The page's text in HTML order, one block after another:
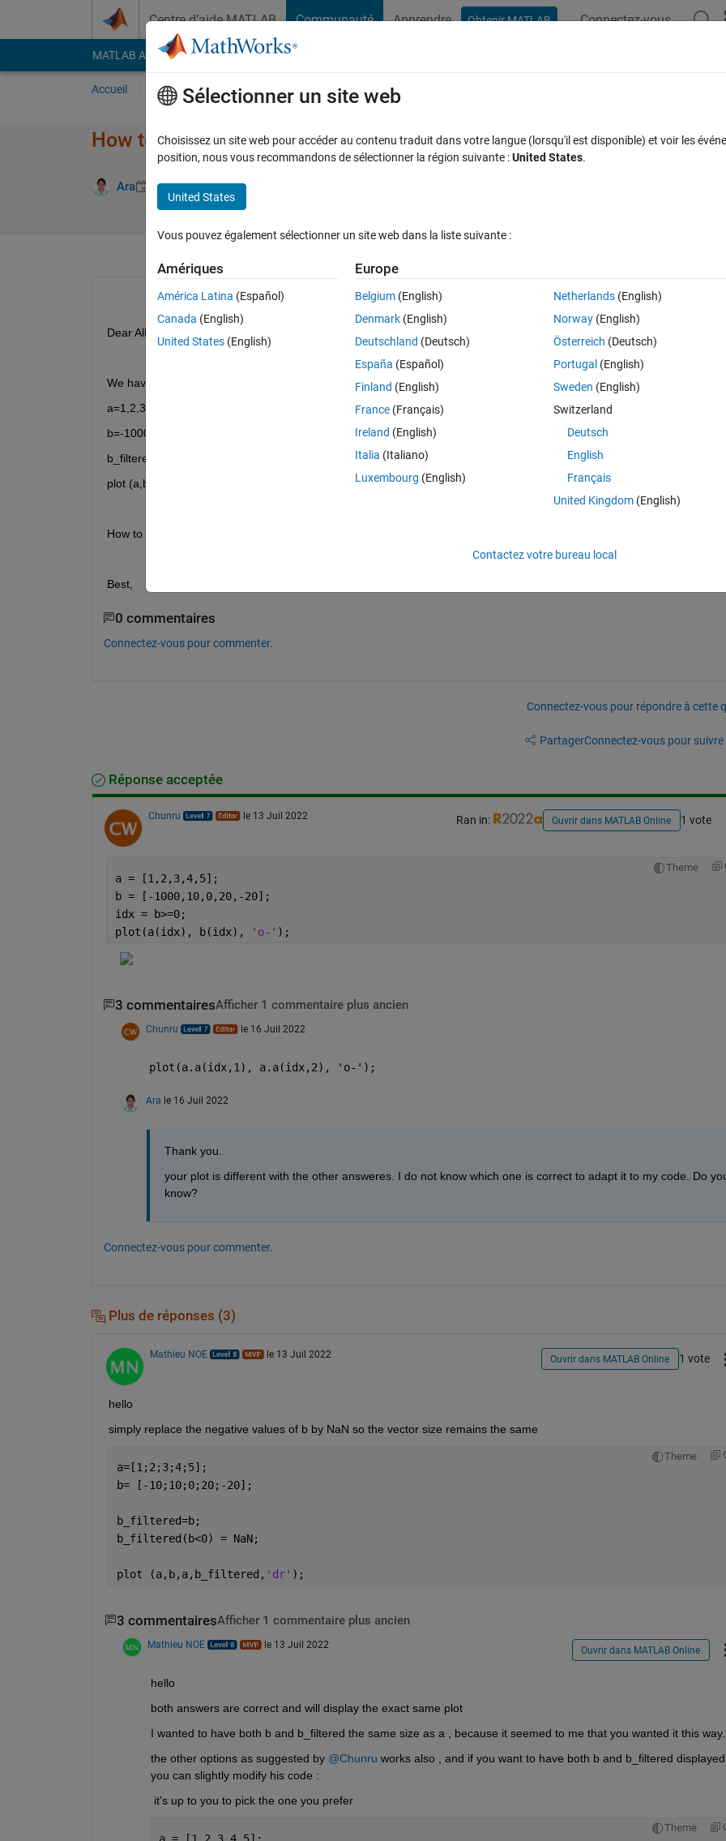
Centre d’aide MATLAB Communauté Apprendre Obtenir MATLAB Connectez-vous
MATLAB Answers File Exchange Cody
Accueil Poser une question Parcourir
How to plot it?
Ara 13 Juil 2022 4 Réponses
Afficher commentaires
Dear All,
We have
a=1,2,3,4,5; (in a column 1)
b=-1000,10,0,20,-20; (in a column 2)
b_filtered=b(:,2)>=0;
plot (a,b_filtered);
How to plot these two values that after filtered they have two different dimensions?
Best,
0 commentaires
Connectez-vous pour commenter.
Connectez-vous pour répondre à cette
PartagerConnectez-vous pour suivre
Réponse acceptée
Chunru le 13 Juil 2022 Ran in: Ouvrir dans MATLAB Online 1 vote
Theme
a = [1,2,3,4,5];
b = [-1000,10,0,20,-20];
idx = b>=0;
plot(a(idx), b(idx),
'o-' );
3 commentairesAfficher 1 commentaire plus ancien
Chunru le 16 Juil 2022
plot(a.a(idx,1), a.a(idx,2), 'o-');
Ara le 16 Juil 2022
Thank you.
your plot is different with the other answeres. I do not know which one is correct to adapt it to my code. Do
know?
Connectez-vous pour commenter.
Plus de réponses (3)
Mathieu NOE le 13 Juil 2022 Ouvrir dans MATLAB Online 1 vote
hello
simply replace the negative values of b by NaN so the vector size remains the same
Theme
a=[1;2;3;4;5];
b= [-10;10;0;20;-20];
b_filtered=b;
b_filtered(b<0) = NaN;
plot (a,b,a,b_filtered, 'dr' );
3 commentairesAfficher 1 commentaire plus ancien
Mathieu NOE le 13 Juil 2022 Ouvrir dans MATLAB Online
hello
both answers are correct and will display the exact same plot
I wanted to have both b and b_filtered the same size as a , because it seemed to me that you wanted it this way.
the other options as suggested by @Chunru works also , and if you want to have both b and b_filtered displayed ,
you can slightly modify his code :
it's up to you to pick the one you prefer
Theme
Sélectionner un site web
Choisissez un site web pour accéder au contenu traduit dans votre langue (lorsqu'il est disponible) et voir les
position, nous vous recommandons de sélectionner la région suivante :United States.
United States
Vous pouvez également sélectionner un site web dans la liste suivante :
Amériques
América Latina (Español)
Canada (English)
United States (English)
Europe
Belgium (English)
Denmark (English)
Deutschland (Deutsch)
España (Español)
Finland (English)
France (Français)
Ireland (English)
Italia (Italiano)
Luxembourg (English)
Netherlands(English)
Norway(English)
Österreich (Deutsch)
Portugal (English)
Sweden (English)
Switzerland
Deutsch
English
Français
United Kingdom(English)
Contactez votre bureau local